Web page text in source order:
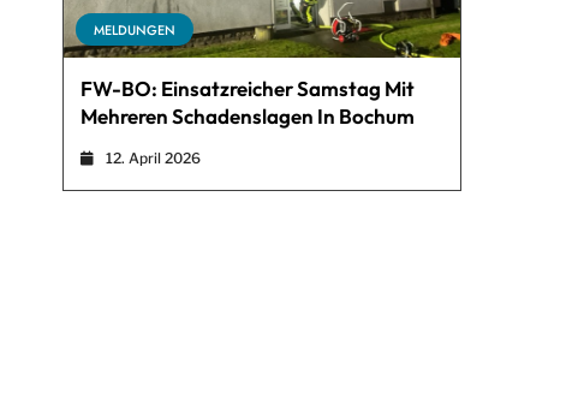
MELDUNGEN
FW-BO: Einsatzreicher Samstag Mit
Mehreren Schadenslagen In Bochum
12. April 2026